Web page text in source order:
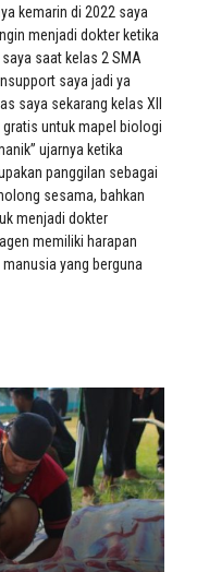
kemarin di 2022 saya
menjadi dokter ketika
saat kelas 2 SMA
saya jadi ya
saya sekarang kelas XII
untuk mapel biologi
ujarnya ketika
panggilan sebagai
sesama, bahkan
menjadi dokter
memiliki harapan
yang berguna